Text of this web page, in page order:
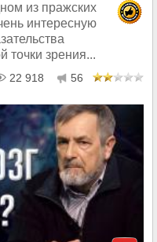
из пражских
интересную
точки зрения...
22 918 56